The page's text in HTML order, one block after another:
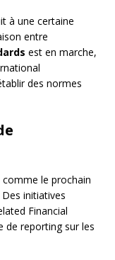
à une certaine
entre
est en marche,
des normes
comme le prochain
initiatives
Financial
de reporting sur les